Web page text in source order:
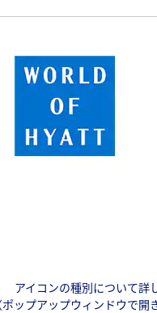
アイコンの種別について詳
ポップアップウィンドウで開